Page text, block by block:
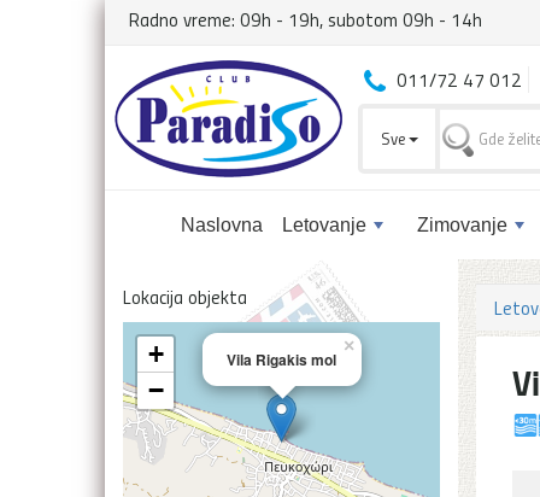
Radno vreme: 09h - 19h, subotom 09h - 14h
Naslovna Letovanje Zimovanje
011/72 47 012
Sve
Lokacija objekta
Vila Rigakis mol
×
+
−